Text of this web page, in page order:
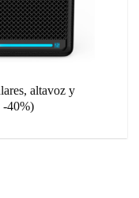
altavoz y
-40%)